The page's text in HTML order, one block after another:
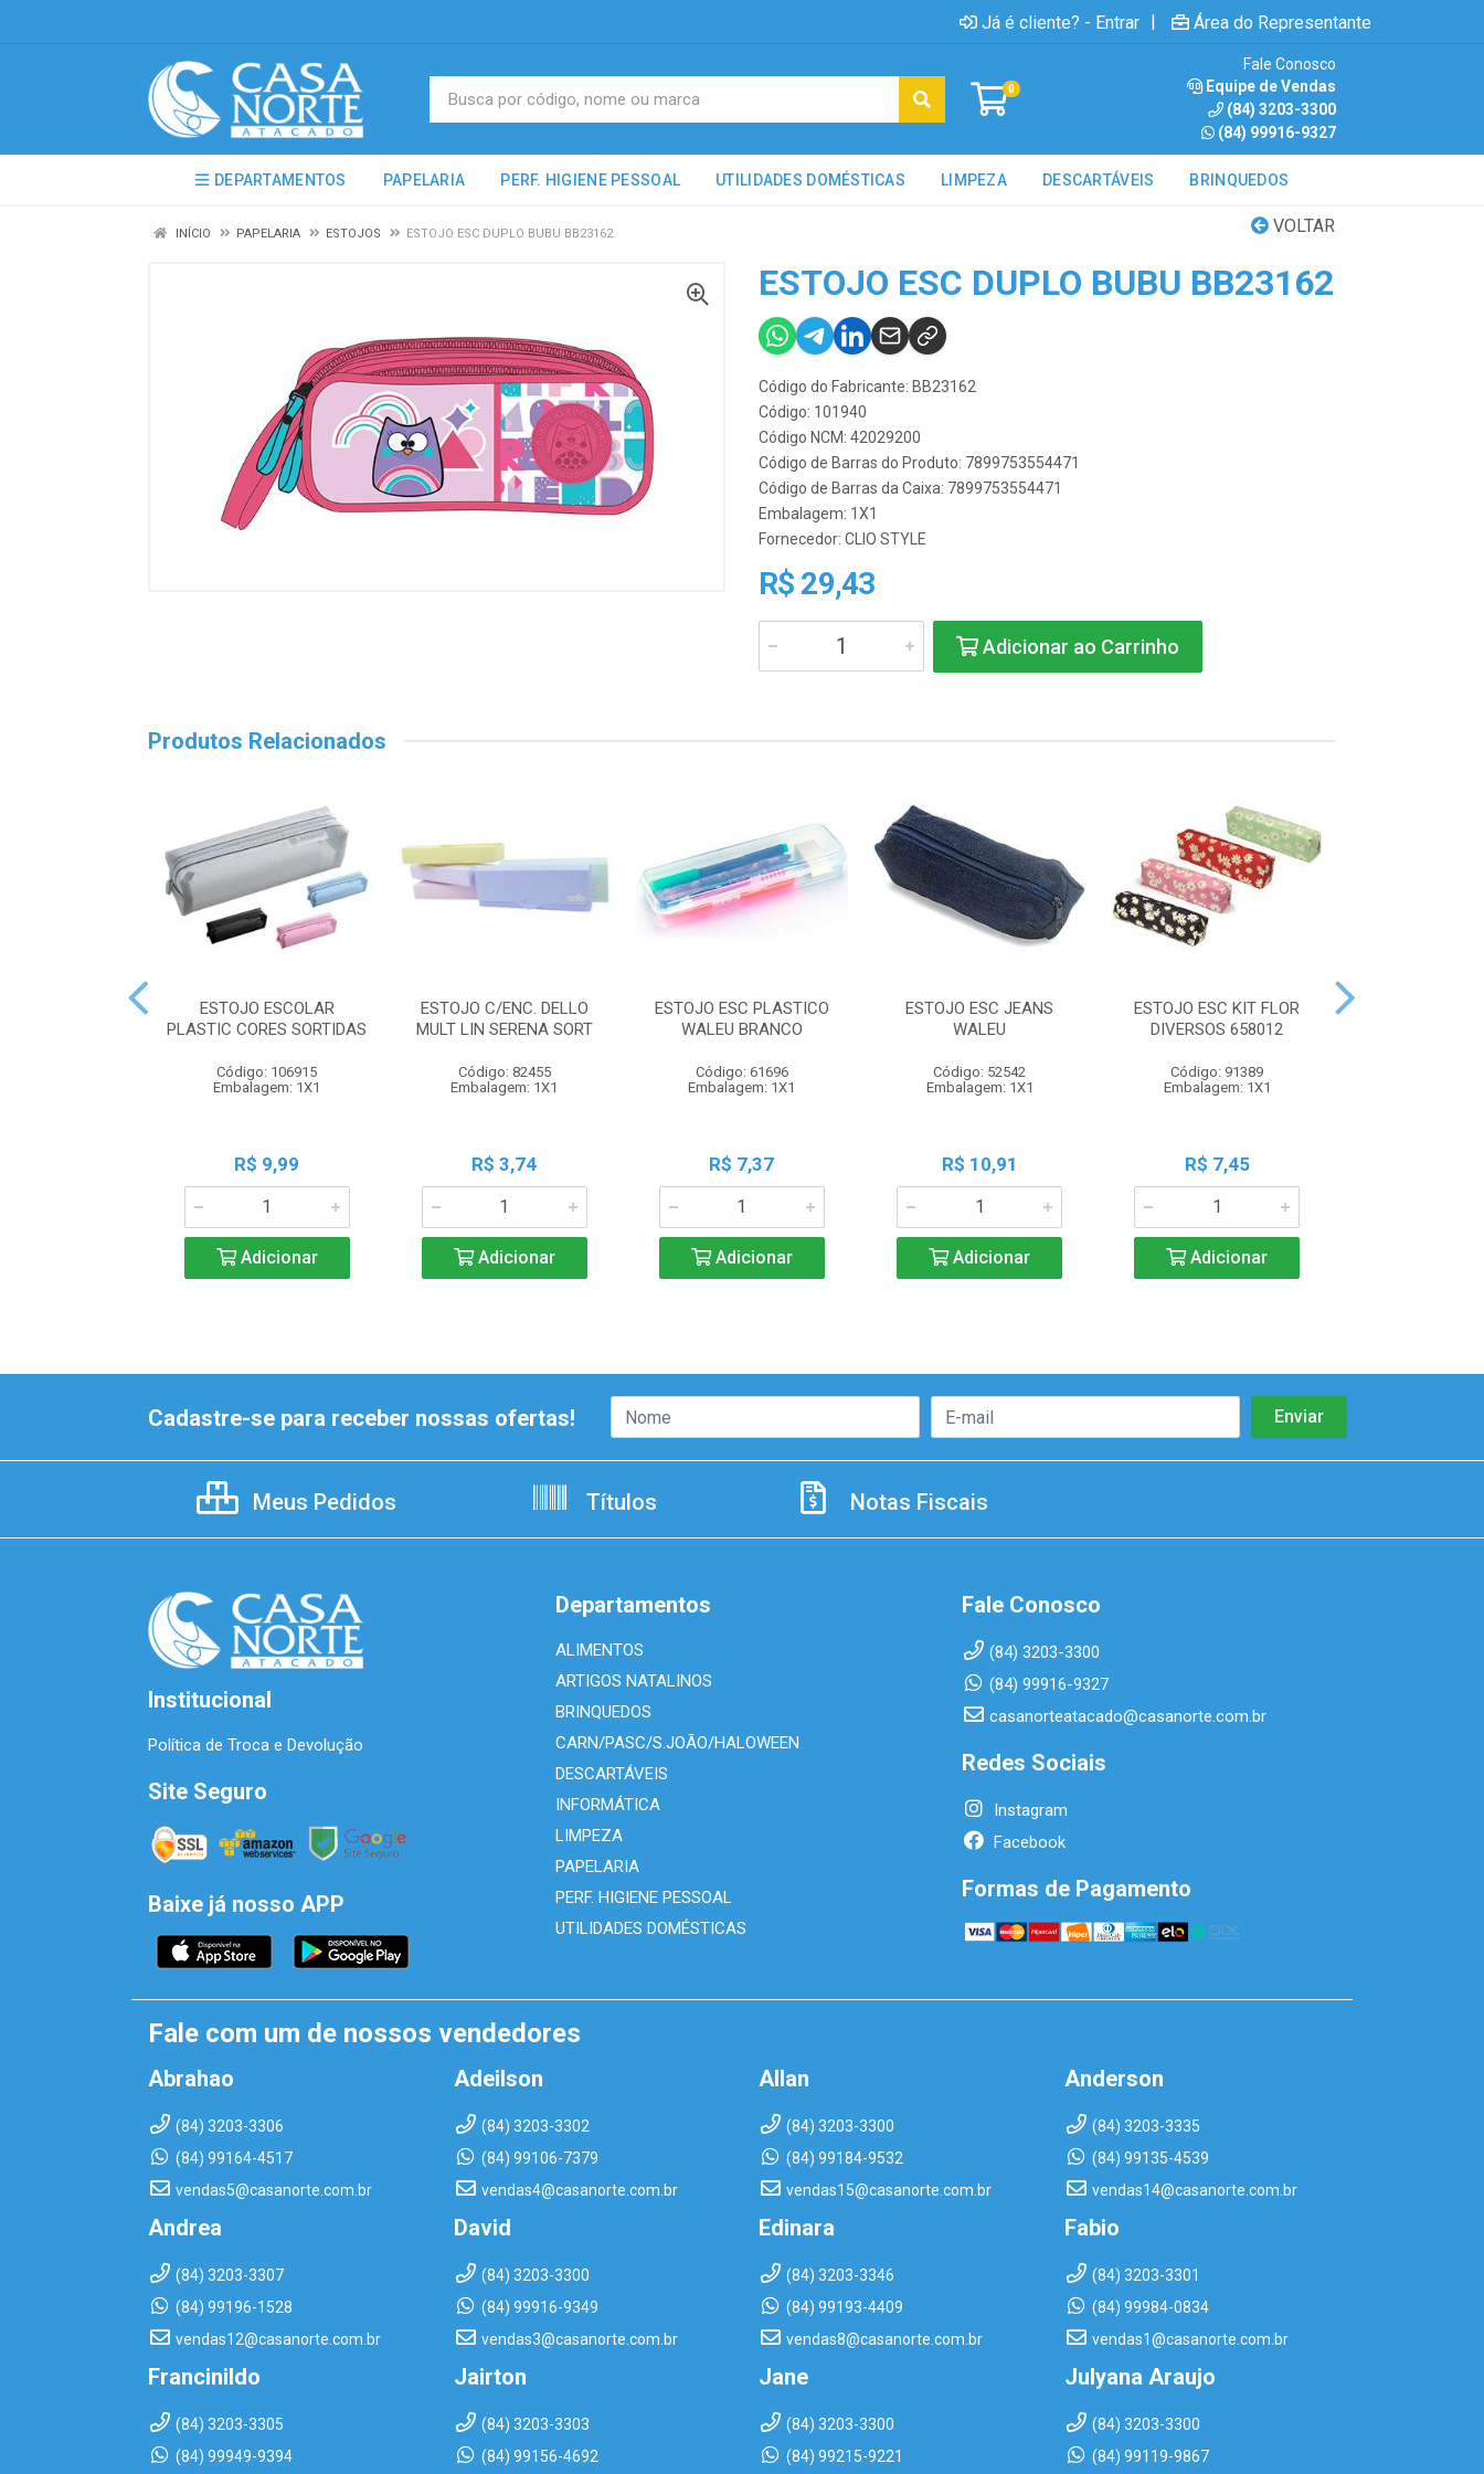
Já é cliente? - Entrar | Área do Representante
0
Fale Conosco
Equipe de Vendas
(84) 3203-3300
(84) 99916-9327
DEPARTAMENTOS PAPELARIA PERF. HIGIENE PESSOAL UTILIDADES DOMÉSTICAS LIMPEZA DESCARTÁVEIS BRINQUEDOS
VOLTAR
INÍCIO PAPELARIA ESTOJOS ESTOJO ESC DUPLO BUBU BB23162
ESTOJO ESC DUPLO BUBU BB23162
Código do Fabricante: BB23162
Código: 101940
Código NCM: 42029200
Código de Barras do Produto: 7899753554471
Código de Barras da Caixa: 7899753554471
Embalagem: 1X1
Fornecedor: CLIO STYLE
R$ 29,43
Adicionar ao Carrinho
Produtos Relacionados
ESTOJO ESCOLAR
PLASTIC CORES SORTIDAS
Código: 106915
Embalagem: 1X1
R$ 9,99
Adicionar
ESTOJO C/ENC. DELLO
MULT LIN SERENA SORT
Código: 82455
Embalagem: 1X1
R$ 3,74
Adicionar
ESTOJO ESC PLASTICO
WALEU BRANCO
Código: 61696
Embalagem: 1X1
R$ 7,37
Adicionar
ESTOJO ESC JEANS
WALEU
Código: 52542
Embalagem: 1X1
R$ 10,91
Adicionar
ESTOJO ESC KIT FLOR
DIVERSOS 658012
Código: 91389
Embalagem: 1X1
R$ 7,45
Adicionar
Cadastre-se para receber nossas ofertas!
Meus Pedidos Títulos Notas Fiscais
Institucional
Política de Troca e Devolução
Site Seguro
Baixe já nosso APP
Departamentos
ALIMENTOS
ARTIGOS NATALINOS
BRINQUEDOS
CARN/PASC/S.JOÃO/HALOWEEN
DESCARTÁVEIS
INFORMÁTICA
LIMPEZA
PAPELARIA
PERF. HIGIENE PESSOAL
UTILIDADES DOMÉSTICAS
Fale Conosco
(84) 3203-3300
(84) 99916-9327
casanorteatacado@casanorte.com.br
Redes Sociais
Instagram
Facebook
Formas de Pagamento
Fale com um de nossos vendedores
Abrahao
(84) 3203-3306
(84) 99164-4517
vendas5@casanorte.com.br
Adeilson
(84) 3203-3302
(84) 99106-7379
vendas4@casanorte.com.br
Allan
(84) 3203-3300
(84) 99184-9532
vendas15@casanorte.com.br
Anderson
(84) 3203-3335
(84) 99135-4539
vendas14@casanorte.com.br
Andrea
(84) 3203-3307
(84) 99196-1528
vendas12@casanorte.com.br
David
(84) 3203-3300
(84) 99916-9349
vendas3@casanorte.com.br
Edinara
(84) 3203-3346
(84) 99193-4409
vendas8@casanorte.com.br
Fabio
(84) 3203-3301
(84) 99984-0834
vendas1@casanorte.com.br
Francinildo
(84) 3203-3305
(84) 99949-9394
Jairton
(84) 3203-3303
(84) 99156-4692
Jane
(84) 3203-3300
(84) 99215-9221
Julyana Araujo
(84) 3203-3300
(84) 99119-9867